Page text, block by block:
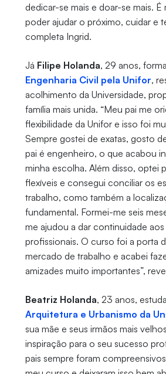
dedicar-se mais e doar-se mais.
poder ajudar o próximo, cuidar e
completa Ingrid.
Já Filipe Holanda, 29 anos,
Engenharia Civil pela Unifor,
acolhimento da Universidade,
família mais unida. “Meu pai me
flexibilidade da Unifor e isso foi
Sempre gostei de exatas, gosto
pai é engenheiro, o que acabou
minha escolha. Além disso, optei
flexíveis e consegui conciliar os
trabalho, como também a
fundamental. Formei-me seis
me ajudou a dar continuidade
profissionais. O curso foi a porta
mercado de trabalho e acabei
amizades muito importantes”,
Beatriz Holanda, 23 anos,
Arquitetura e Urbanismo da
sua mãe e seus irmãos mais
inspiração para o seu sucesso
pais sempre foram